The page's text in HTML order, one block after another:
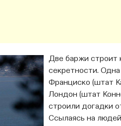
Две баржи строит
секретности.
Франциско (штат
Лондон (штат
строили догадки
Ссылаясь на